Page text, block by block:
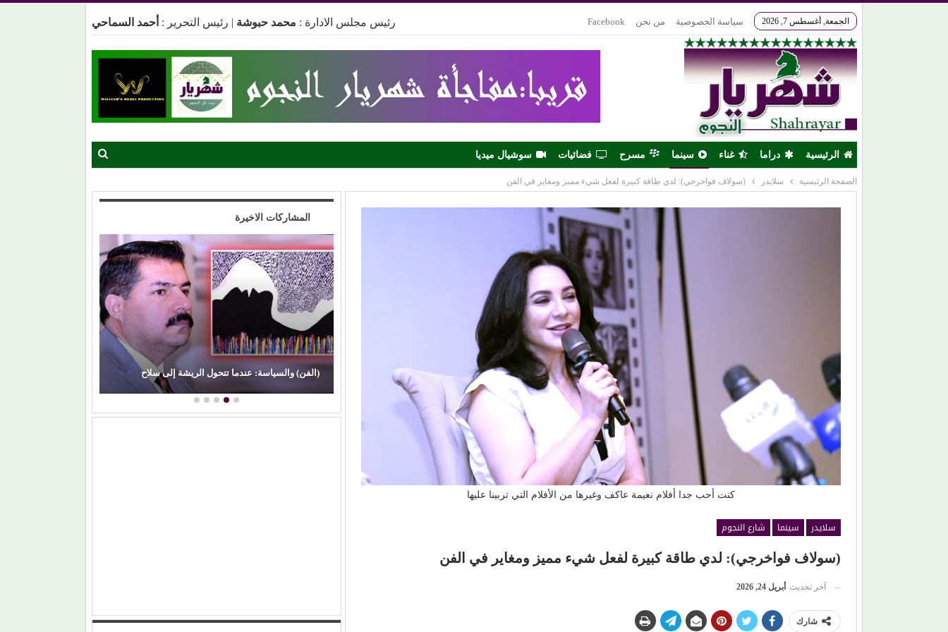
الجمعة, أغسطس 7, 2026 سياسة الخصوصية من نحن Facebook رئيس مجلس الادارة : محمد حبوشة | رئيس التحرير : أحمد السماحي
الرئيسية دراما غناء سينما مسرح فضائيات سوشيال ميديا
الصفحة الرئيسية سلايدر (سولاف فواخرجي): لدي طاقة كبيرة لفعل شيء مميز ومغاير في الفن
كنت أحب جدا أفلام نعيمة عاكف وغيرها من الأفلام التي تربينا عليها
سلايدر سينما
شارع النجوم
(سولاف فواخرجي): لدي طاقة كبيرة لفعل شيء مميز ومغاير في الفن
آخر تحديث أبريل 24, 2026
شارك
المشاركات الاخيرة
رامي).. امرأة اختارت الكرامة على مطاردة
محمود حسونة يكتب: (تحت السن).. الأهل مذنبون
والأبناء ضحايا!
(الفن) والسياسة: عندما تتحول الريشة إلى سلاح
(بعد الليل).. هل يقدم (محمد الشرنوبي) أهم
مشواره الفني؟